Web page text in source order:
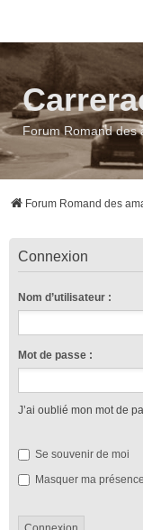
Forum Romand des
Forum Romand des
Connexion
Nom d’utilisateur :
Mot de passe :
J’ai oublié mon mot de
Se souvenir de moi
Masquer ma